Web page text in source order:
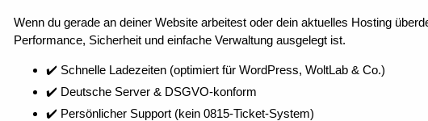
Wenn du gerade an deiner Website arbeitest oder dein aktuelles Hosting
Performance, Sicherheit und einfache Verwaltung ausgelegt ist.
✔️ Schnelle Ladezeiten (optimiert für WordPress, WoltLab & Co.)
✔️ Deutsche Server & DSGVO-konform
✔️ Persönlicher Support (kein 0815-Ticket-System)